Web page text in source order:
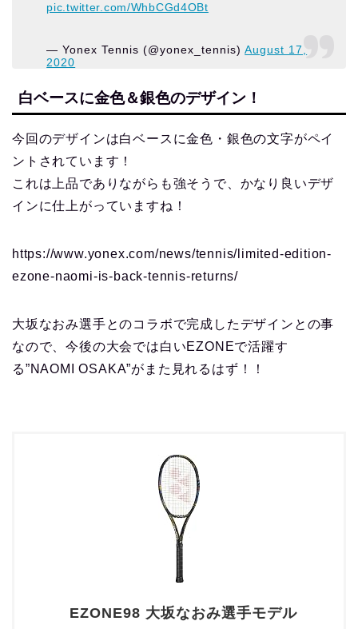
pic.twitter.com/WhbCGd4OBt
— Yonex Tennis (@yonex_tennis)August 17,
2020
白ベースに金色＆銀色のデザイン！
今回のデザインは白ベースに金色・銀色の文字がペイ
ントされています！
これは上品でありながらも強そうで、かなり良いデザ
インに仕上がっていますね！
https://www.yonex.com/news/tennis/limited-edition-
ezone-naomi-is-back-tennis-returns/
大坂なおみ選手とのコラボで完成したデザインとの事
なので、今後の大会では白いEZONEで活躍す
る”NAOMI OSAKA”がまた見れるはず！！
EZONE98 大坂なおみ選手モデル